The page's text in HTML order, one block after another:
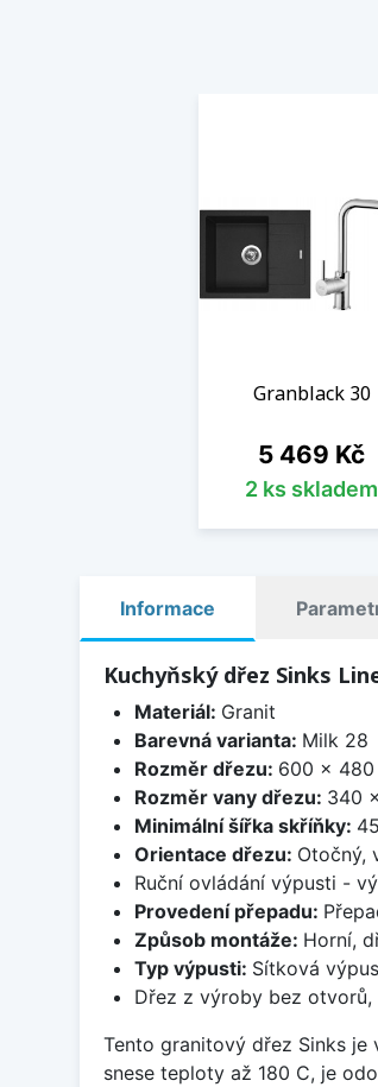
Granblack 30
Cena
5 469 Kč
2 ks skladem
Informace
Kuchyňský dřez Sinks
Materiál: Granit
Barevná varianta: Milk 28
Rozměr dřezu: 600 x 480
Rozměr vany dřezu: 340
Minimální šířka skříňky:
Orientace dřezu: Otočný,
Ruční ovládání výpusti -
Provedení přepadu:
Způsob montáže: Horní,
Typ výpusti: Sítková
Dřez z výroby bez
Tento granitový dřez Sinks je
snese teploty až 180 C, je